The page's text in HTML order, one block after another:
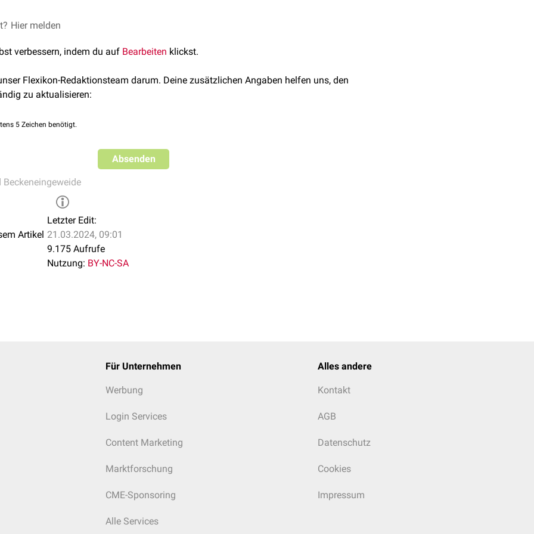
Hier melden
verbessern, indem du auf Bearbeiten klickst.
Flexikon-Redaktionsteam darum. Deine zusätzlichen Angaben helfen uns, den
zu aktualisieren:
5 Zeichen benötigt.
Absenden
Beckeneingeweide
Artikel
Letzter Edit:
21.03.2024, 09:01
9.175 Aufrufe
Nutzung: BY-NC-SA
Für Unternehmen
Werbung
Login Services
Content Marketing
Marktforschung
CME-Sponsoring
Alle Services
Alles andere
Kontakt
AGB
Datenschutz
Cookies
Impressum